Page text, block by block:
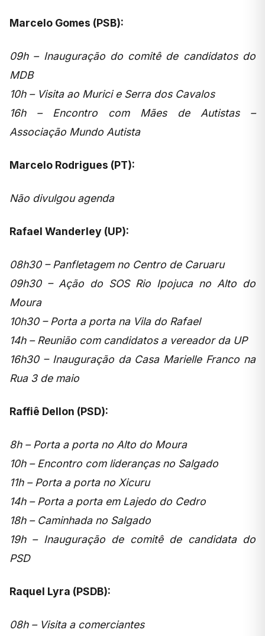
Marcelo Gomes (PSB):
09h – Inauguração do comitê de candidatos do
MDB
10h – Visita ao Murici e Serra dos Cavalos
16h – Encontro com Mães de Autistas –
Associação Mundo Autista
Marcelo Rodrigues (PT):
Não divulgou agenda
Rafael Wanderley (UP):
08h30 – Panfletagem no Centro de Caruaru
09h30 – Ação do SOS Rio Ipojuca no Alto do
Moura
10h30 – Porta a porta na Vila do Rafael
14h – Reunião com candidatos a vereador da UP
16h30 – Inauguração da Casa Marielle Franco na
Rua 3 de maio
Raffiê Dellon (PSD):
8h – Porta a porta no Alto do Moura
10h – Encontro com lideranças no Salgado
11h – Porta a porta no Xicuru
14h – Porta a porta em Lajedo do Cedro
18h – Caminhada no Salgado
19h – Inauguração de comitê de candidata do
PSD
Raquel Lyra (PSDB):
08h – Visita a comerciantes